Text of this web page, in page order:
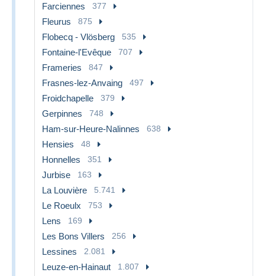
Farciennes 377
Fleurus 875
Flobecq - Vlösberg 535
Fontaine-l'Evêque 707
Frameries 847
Frasnes-lez-Anvaing 497
Froidchapelle 379
Gerpinnes 748
Ham-sur-Heure-Nalinnes 638
Hensies 48
Honnelles 351
Jurbise 163
La Louvière 5.741
Le Roeulx 753
Lens 169
Les Bons Villers 256
Lessines 2.081
Leuze-en-Hainaut 1.807